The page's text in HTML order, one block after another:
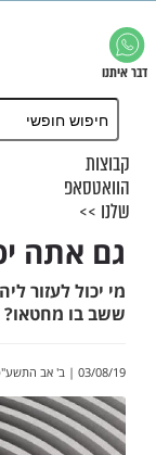
יכול
ליהודי